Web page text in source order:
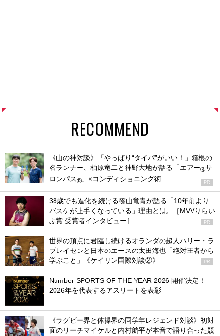
RECOMMEND
《山の神対談》「やっぱり“タイパ”がいい！」箱根の
名ランナー、柏原竜二と神野大地が語る「エアー®サ
ロンパス® 」×コンディショニング術 PR
38歳でも進化を続ける篠山竜青が語る「10年前より
バスケが上手くなっている」理由とは。［MVVりらい
ぶ賞 受賞者インタビュー］
PR
世界の頂点に君臨し続けるオランダの超人ハリー・ラ
ブレイセンと日本のエースの太田海也「絶対王者から
学ぶこと」《ケイリン国際対談②》
PR
Number SPORTS OF THE YEAR 2026 開催決定！
2026年を代表するアスリートを表彰
《ラグビー界と体操界の同学年レジェンド対談》初対
面のリーチマイケルと内村航平が本音で語り合った競